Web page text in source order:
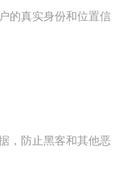
的真实身份和位置信
，防止黑客和其他恶